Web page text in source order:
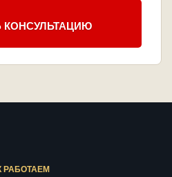
КОНСУЛЬТАЦИЮ
РАБОТАЕМ